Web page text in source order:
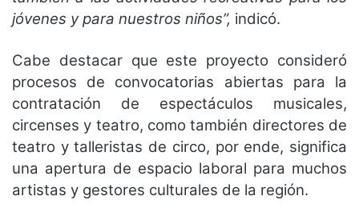
jóvenes y para nuestros niños”, indicó.
Cabe destacar que este proyecto consideró
procesos de convocatorias abiertas para la
contratación de espectáculos musicales,
circenses y teatro, como también directores de
teatro y talleristas de circo, por ende, significa
una apertura de espacio laboral para muchos
artistas y gestores culturales de la región.